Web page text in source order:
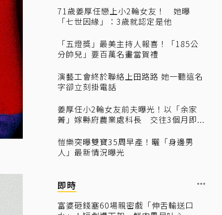
71歲姜厚任戀上小2輪女友！ 她曝
「七世因緣」：3歲就認定是他
「五燈獎」最美主持人報喜！「185公
分帥兒」要百萬名畫當賀禮
演藝工會終於聯絡上田路路 她一聽這名
字卻立刻掛電話
姜厚任小2輪女友前夫曝光！以「余家
菁」嫁縣府農業處科長 交往3個月即...
愷樂突曝雙寶35周早產！曬「身邊男
人」最新情況曝光
即時
富婆砸錢塞60場親密戲「伸舌輸送口